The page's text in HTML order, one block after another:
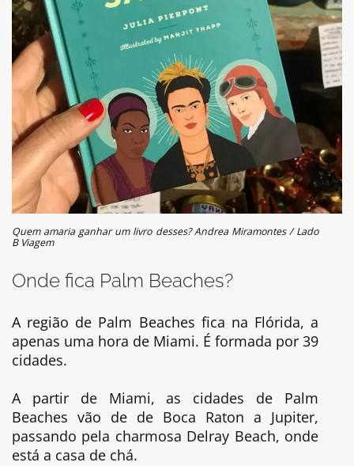
Quem amaria ganhar um livro desses? Andrea Miramontes / Lado
B Viagem
Onde fica Palm Beaches?
A região de Palm Beaches fica na Flórida, a
apenas uma hora de Miami. É formada por 39
cidades.
A partir de Miami, as cidades de Palm
Beaches vão de de Boca Raton a Jupiter,
passando pela charmosa Delray Beach, onde
está a casa de chá.